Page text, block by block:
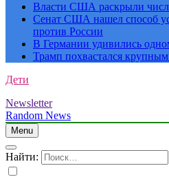
Власти США раскрыли
Сенат США нашел способ
против России
В Германии удивились
Трамп похвастался
Дети
Newsletter
Random News
Menu
Найти: